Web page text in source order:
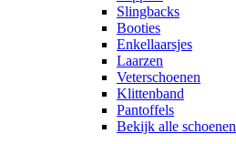
Slingbacks
Booties
Enkellaarsjes
Laarzen
Veterschoenen
Klittenband
Pantoffels
Bekijk alle schoenen